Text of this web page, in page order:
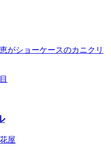
がショーケースのカニクリ
屋